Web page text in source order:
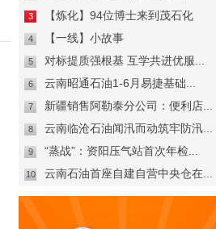
3 【炼化】94位博士来到茂石化
4 【一线】小故事
5 对标提质强根基 互学共进优服...
6 云南昭通石油1-6月易捷基础...
7 新疆销售阿勒泰分公司：便利店...
8 云南临沧石油闻汛而动筑牢防汛...
9 “蒸战”：资阳压气站首次年检...
10 云南石油首座自建自营中央仓在...